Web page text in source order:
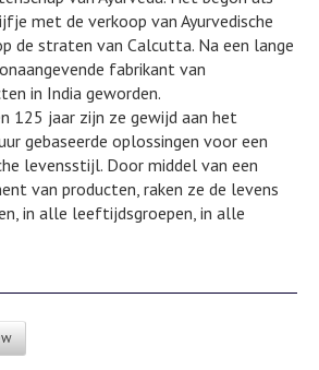
met de verkoop van Ayurvedische
de straten van Calcutta. Na een lange
fabrikant van
in India geworden.
125 jaar zijn ze gewijd aan het
gebaseerde oplossingen voor een
levensstijl. Door middel van een
van producten, raken ze de levens
in alle leeftijdsgroepen, in alle